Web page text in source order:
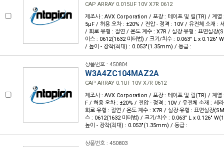
CAP ARRAY 0.015UF 10V X7R 0612
제조사 : AVX Corporation / 포장 : 테이프 및 릴(TR) / 계열
5µF / 허용 오차 : ±20% / 전압 - 정격 : 10V / 유전체 소재 :
/ 회로 유형 : 절연 / 온도 계수 : X7R / 실장 유형 : 표면실장
이스 : 0612(1632 미터법) / 크기/치수 : 0.063" L x 0.126"
/ 높이 - 장착(최대) : 0.053"(1.35mm) / 등급 :
상품번호 : 450804
W3A4ZC104MAZ2A
CAP ARRAY 0.1UF 10V X7R 0612
제조사 : AVX Corporation / 포장 : 테이프 및 릴(TR) / 계
F / 허용 오차 : ±20% / 전압 - 정격 : 10V / 유전체 소재 : 세
회로 유형 : 절연 / 온도 계수 : X7R / 실장 유형 : 표면실장
스 : 0612(1632 미터법) / 크기/치수 : 0.063" L x 0.126"
높이 - 장착(최대) : 0.053"(1.35mm) / 등급 :
상품번호 : 450803